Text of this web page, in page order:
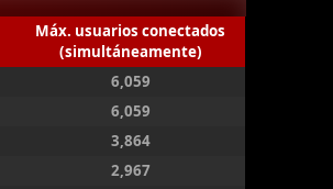
Máx. usuarios conectados
(simultáneamente)
6,059
6,059
3,864
2,967